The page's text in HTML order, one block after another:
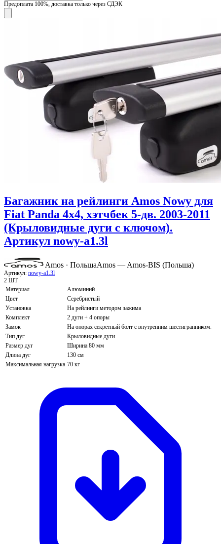
Предоплата 100%, доставка только через СДЭК
Багажник на рейлинги Amos Nowy для
Fiat Panda 4x4, хэтчбек 5-дв. 2003-2011
(Крыловидные дуги с ключом).
Артикул nowy-a1.3l
Amos · ПольшаAmos — Amos-BIS (Польша)
Артикул: nowy-a1.3l
2 ШТ
Материал
Алюминий
Цвет
Серебристый
Установка
На рейлинги методом зажима
Комплект
2 дуги + 4 опоры
Замок
На опорах секретный болт с внутренним шестигранником.
Тип дуг
Крыловидные дуги
Размер дуг
Ширина 80 мм
Длина дуг
130 см
Максимальная нагрузка 70 кг